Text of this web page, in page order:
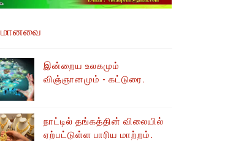
இன்றைய உலகமும்
விஞ்ஞானமும் - கட்டுரை.
நாட்டில் தங்கத்தின் விலையில்
ஏற்பட்டுள்ள பாரிய மாற்றம்.